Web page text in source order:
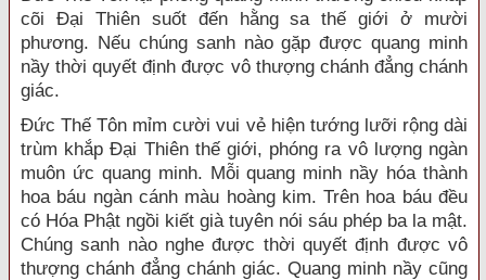
cõi Đại Thiên suốt đến hằng sa thế giới ở mười
phương. Nếu chúng sanh nào gặp được quang minh
nầy thời quyết định được vô thượng chánh đẳng chánh
giác.
Đức Thế Tôn mỉm cười vui vẻ hiện tướng lưỡi rộng dài
trùm khắp Đại Thiên thế giới, phóng ra vô lượng ngàn
muôn ức quang minh. Mỗi quang minh nầy hóa thành
hoa báu ngàn cánh màu hoàng kim. Trên hoa báu đều
có Hóa Phật ngồi kiết già tuyên nói sáu phép ba la mật.
Chúng sanh nào nghe được thời quyết định được vô
thượng chánh đẳng chánh giác. Quang minh nầy cũng